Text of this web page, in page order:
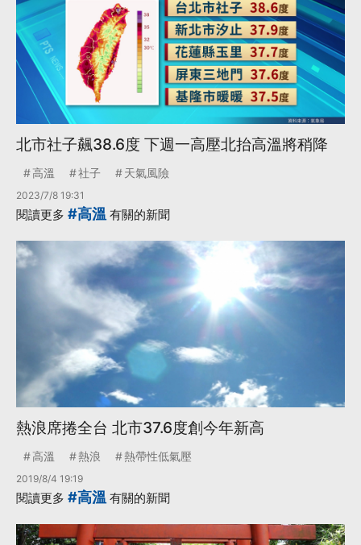
北市社子飆38.6度 下週一高壓北抬高溫將稍降
高溫 社子 天氣風險
2023/7/8 19:31
閱讀更多 #高溫 有關的新聞
熱浪席捲全台 北市37.6度創今年新高
高溫 熱浪 熱帶性低氣壓
2019/8/4 19:19
閱讀更多 #高溫 有關的新聞